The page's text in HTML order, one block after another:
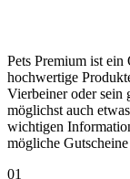
Pets Premium ist
hochwertige
Vierbeiner oder sein
möglichst auch
wichtigen
mögliche
01